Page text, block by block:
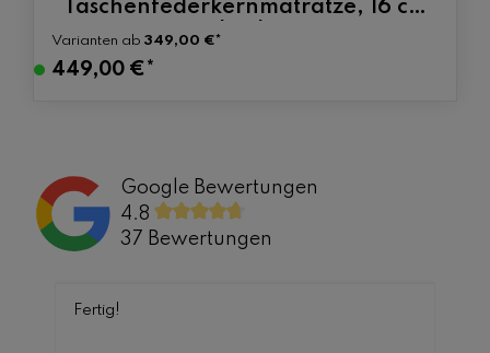
Taschenfederkernmatratze, 16 cm
hoch
Varianten ab 349,00 €*
V
a
n
d
f
449,00 €*
Google Bewertungen
4.8
37 Bewertungen
Fertig!